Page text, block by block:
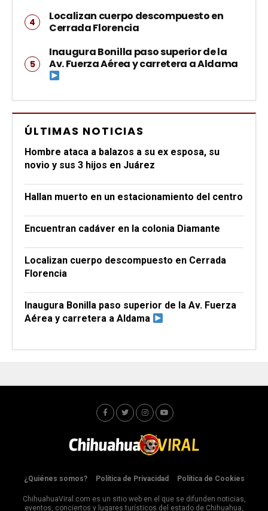
Localizan cuerpo descompuesto en
Cerrada Florencia
Inaugura Bonilla paso superior de la
Av. Fuerza Aérea y carretera a Aldama
ÚLTIMAS NOTICIAS
Hombre ataca a balazos a su ex esposa, su
novio y sus 3 hijos en Juárez
Hallan muerto en un estacionamiento del centro
Encuentran cadáver en la colonia Diamante
Localizan cuerpo descompuesto en Cerrada
Florencia
Inaugura Bonilla paso superior de la Av. Fuerza
Aérea y carretera a Aldama
¿Quiénes somos? Política de Privacidad Política de Cookies
ChihuahuaViral.com es un sitio web en el que se difunden noticias,
eventos, conciertos y lugares turísticos del estado de Chihuahua,